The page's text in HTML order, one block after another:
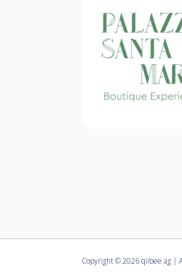
Copyright ©2026 qiibee ag |